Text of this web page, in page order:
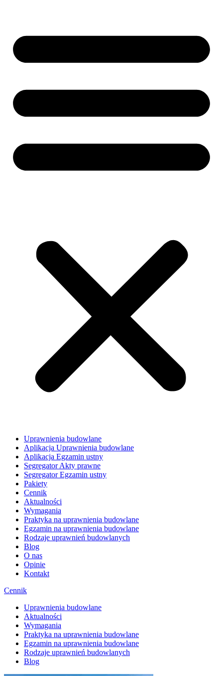
Uprawnienia budowlane
Aplikacja Uprawnienia budowlane
Aplikacja Egzamin ustny
Segregator Akty prawne
Segregator Egzamin ustny
Pakiety
Cennik
Aktualności
Wymagania
Praktyka na uprawnienia budowlane
Egzamin na uprawnienia budowlane
Rodzaje uprawnień budowlanych
Blog
O nas
Opinie
Kontakt
Cennik
Uprawnienia budowlane
Aktualności
Wymagania
Praktyka na uprawnienia budowlane
Egzamin na uprawnienia budowlane
Rodzaje uprawnień budowlanych
Blog